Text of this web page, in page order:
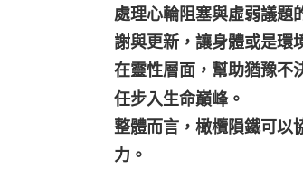
處理心輪阻塞與虛弱議題
謝與更新，讓身體或是環
在靈性層面，幫助猶豫不
任步入生命巔峰。
整體而言，橄欖隕鐵可以
力。